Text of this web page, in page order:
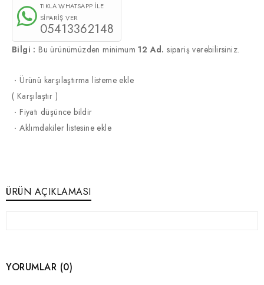
TIKLA WHATSAPP İLE
SİPARİŞ VER
05413362148
Bilgi : Bu ürünümüzden minimum12 Ad. sipariş verebilirsiniz.
·Ürünü karşılaştırma listeme ekle
( Karşılaştır )
·Fiyatı düşünce bildir
·Aklımdakiler listesine ekle
ÜRÜN AÇIKLAMASI
YORUMLAR (0)